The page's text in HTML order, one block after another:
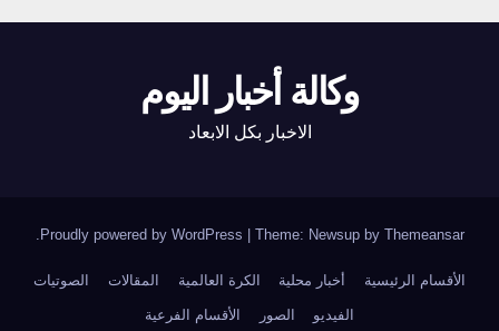
وكالة أخبار اليوم
الاخبار بكل الابعاد
Proudly powered by WordPress Theme: Newsup by Themeansar
.
الأقسام الرئيسية أخبار محلية الكرة العالمية المقالات الصوتيات
الفيديو الصور الأقسام الفرعية